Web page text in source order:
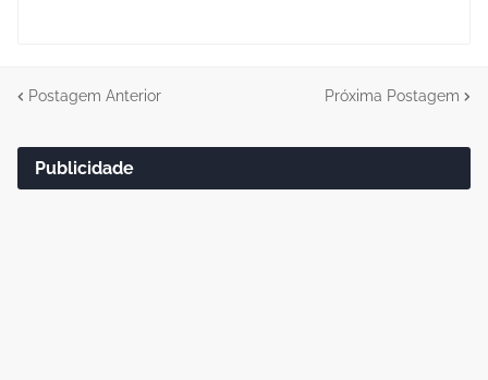
Postagem Anterior Próxima Postagem
Publicidade